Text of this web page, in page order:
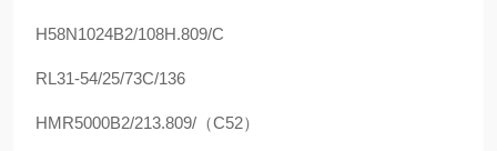
H58N1024B2/108H.809/C
RL31-54/25/73C/136
HMR5000B2/213.809/（C52）